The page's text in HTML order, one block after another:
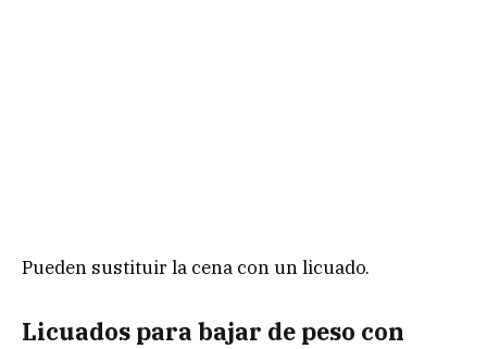
Pueden sustituir la cena con un licuado.
Licuados para bajar de peso con